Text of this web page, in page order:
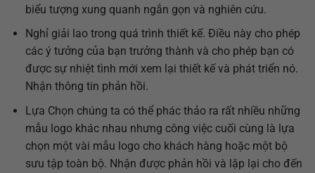
biểu tượng xung quanh ngắn gọn và nghiên cứu.
Nghỉ giải lao trong quá trình thiết kế. Điều này cho phép
các ý tưởng của bạn trưởng thành và cho phép bạn có
được sự nhiệt tình mới xem lại thiết kế và phát triển nó.
Nhận thông tin phản hồi.
Lựa Chọn chúng ta có thể phác thảo ra rất nhiều những
mẫu logo khác nhau nhưng công việc cuối cùng là lựa
chọn một vài mẫu logo cho khách hàng hoặc một bộ
sưu tập toàn bộ. Nhận được phản hồi và lặp lại cho đến